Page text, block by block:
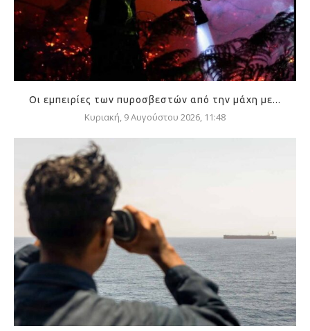
Οι εμπειρίες των πυροσβεστών από την μάχη με...
Κυριακή, 9 Αυγούστου 2026, 11:48